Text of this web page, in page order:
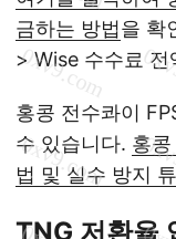
금하는 방법을 확
> Wise 수수료 전
홍콩 전수콰이
수 있습니다. 홍
법 및 실수 방지
TNG 저환율